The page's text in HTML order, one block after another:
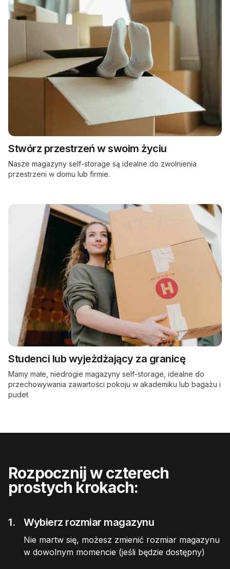
Stwórz przestrzeń w swoim życiu
Nasze magazyny self-storage są idealne do zwolnienia
przestrzeni w domu lub firmie.
Studenci lub wyjeżdżający za granicę
Mamy małe, niedrogie magazyny self-storage, idealne do
przechowywania zawartości pokoju w akademiku lub bagażu i
pudeł.
Rozpocznij w czterech
prostych krokach:
1. Wybierz rozmiar magazynu
Nie martw się, możesz zmienić rozmiar magazynu
w dowolnym momencie (jeśli będzie dostępny)